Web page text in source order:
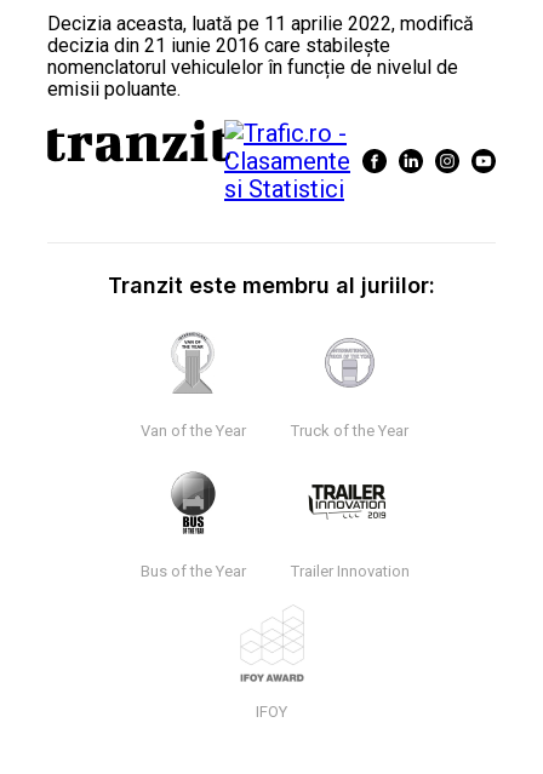
Decizia aceasta, luată pe 11 aprilie 2022, modifică
decizia din 21 iunie 2016 care stabilește
nomenclatorul vehiculelor în funcție de nivelul de
emisii poluante.
Tranzit este membru al juriilor:
Van of the Year Truck of the Year
Bus of the Year Trailer Innovation
IFOY